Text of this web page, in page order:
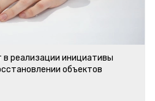
реализации инициативы
объектов